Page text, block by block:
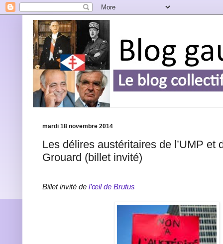
mardi 18 novembre 2014
Les délires austéritaires de l’UMP et
Grouard (billet invité)
Billet invité de l’œil de Brutus